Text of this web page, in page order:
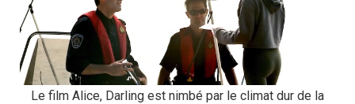
Le film Alice, Darling est nimbé par le climat dur de la